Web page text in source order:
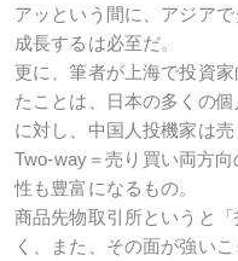
アッという間に、アジア
成長するは必至だ。
更に、筆者が上海で投資
たことは、日本の多くの
に対し、中国人投機家は
Two-way＝売り買い両方
性も豊富になるもの。
商品先物取引所というと
く、また、その面が強い